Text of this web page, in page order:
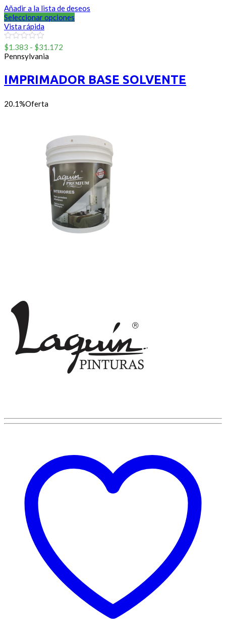
Añadir a la lista de deseos
Seleccionar opciones
Vista rápida
0
out
of
$1.383 - $31.172
desde
$1.383
Pennsylvania
IMPRIMADOR BASE SOLVENTE
20.1%Oferta